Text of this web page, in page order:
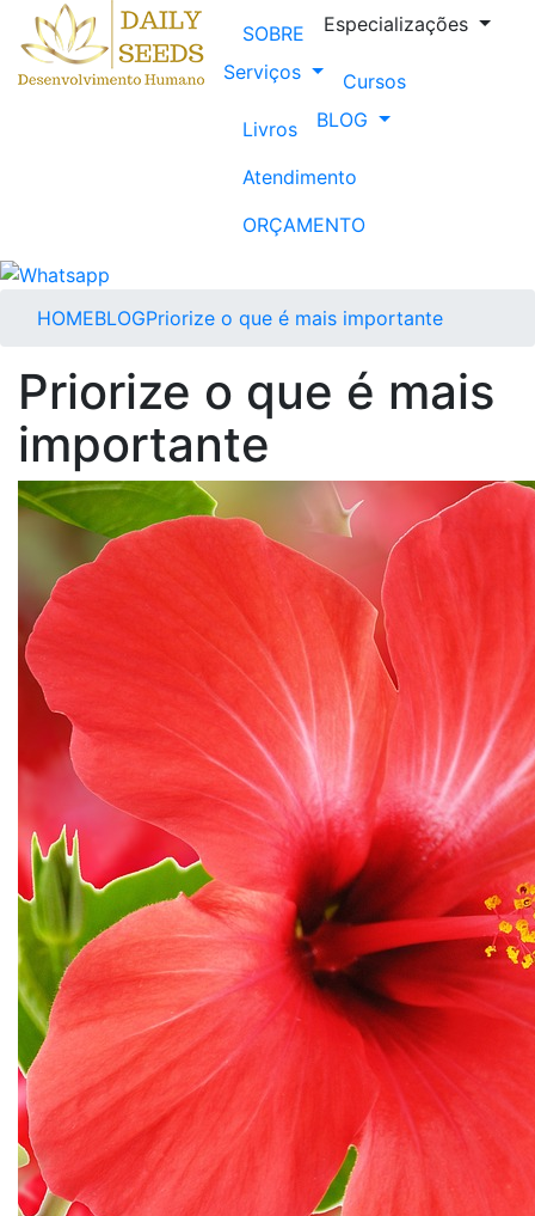
SOBRE
Especializações
Serviços
Cursos
Livros
BLOG
Atendimento
ORÇAMENTO
HOMEBLOGPriorize o que é mais importante
Priorize o que é mais
importante